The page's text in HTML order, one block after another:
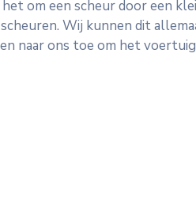
om een scheur door een
Wij kunnen dit
naar ons toe om het